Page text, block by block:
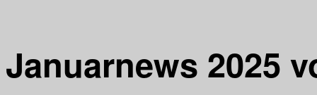
Januarnews 2025